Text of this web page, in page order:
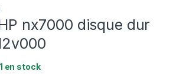
nx7000 disque dur
1 en stock